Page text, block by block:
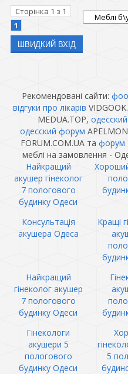
Сторінка 1 з 1
1
Рекомендовані сайти:
відгуки про лікарів
MEDUA.TOP,
одесский форум
FORUM.COM.UA та форум
меблі на замовлення -
Найкращий
акушер гінеколог
7 пологового
будинку Одеси
Консультація
акушера Одеса
Кращі
Найкращий
гінеколог акушер
7 пологового
будинку Одеси
Гінекологи
акушери 5
пологового
будинку Одеси
5